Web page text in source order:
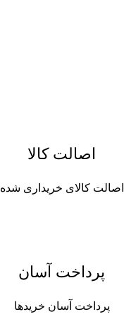
اصالت کالا
اصالت کالای خریداری شده
پرداخت آسان
پرداخت آسان خریدها